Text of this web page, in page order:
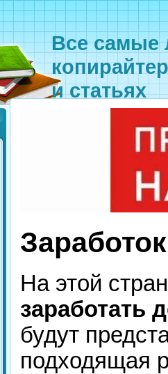
Все самые
и статьях
На этой
заработать
будут
подходящая